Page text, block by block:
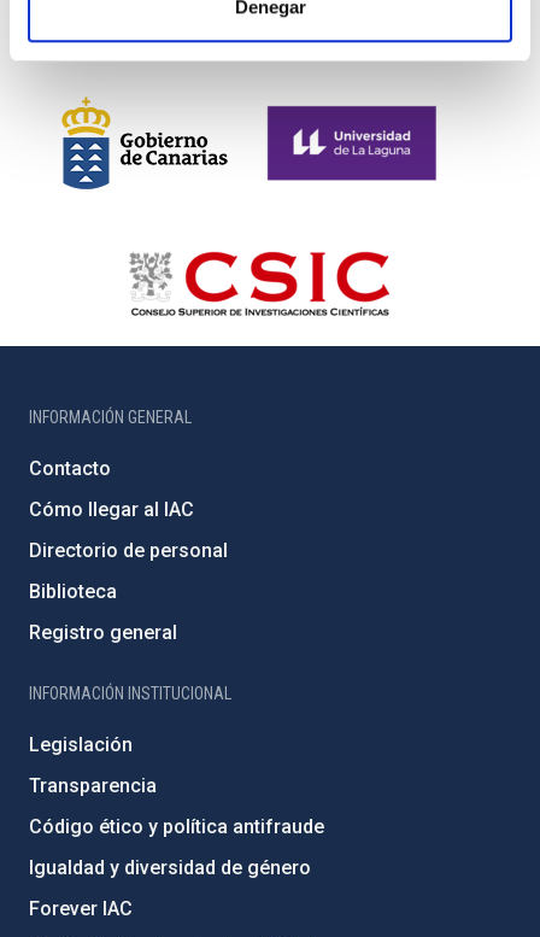
Denegar
INFORMACIÓN GENERAL
Contacto
Cómo llegar al IAC
Directorio de personal
Biblioteca
Registro general
INFORMACIÓN INSTITUCIONAL
Legislación
Transparencia
Código ético y política antifraude
Igualdad y diversidad de género
Forever IAC